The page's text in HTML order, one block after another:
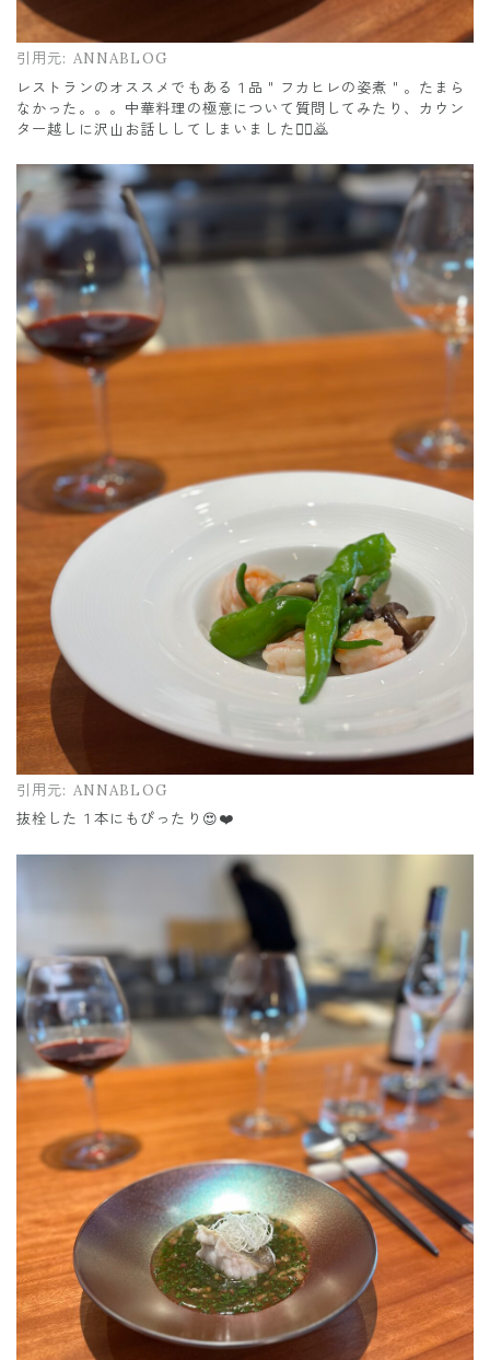
引用元: ANNABLOG
レストランのオススメでもある１品＂フカヒレの姿煮＂。たまら
なかった。。。中華料理の極意について質問してみたり、カウン
ター越しに沢山お話ししてしまいました🙇‍♀️🙇
引用元: ANNABLOG
抜栓した１本にもぴったり😍❤️